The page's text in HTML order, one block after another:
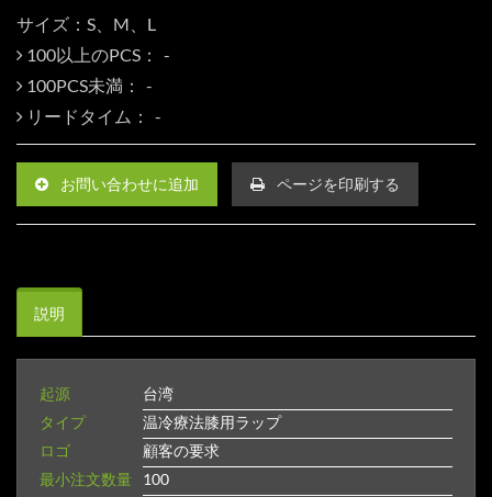
サイズ：S、M、L
100以上のPCS：
100PCS未満：
リードタイム：
お問い合わせに追加 ページを印刷する
説明
起源
台湾
タイプ
温冷療法膝用ラップ
ロゴ
顧客の要求
最小注文数量
100